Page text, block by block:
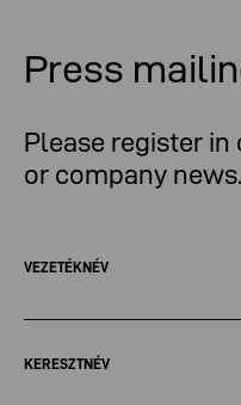
Press
Please register in
or company news.
VEZETÉKNÉV
KERESZTNÉV